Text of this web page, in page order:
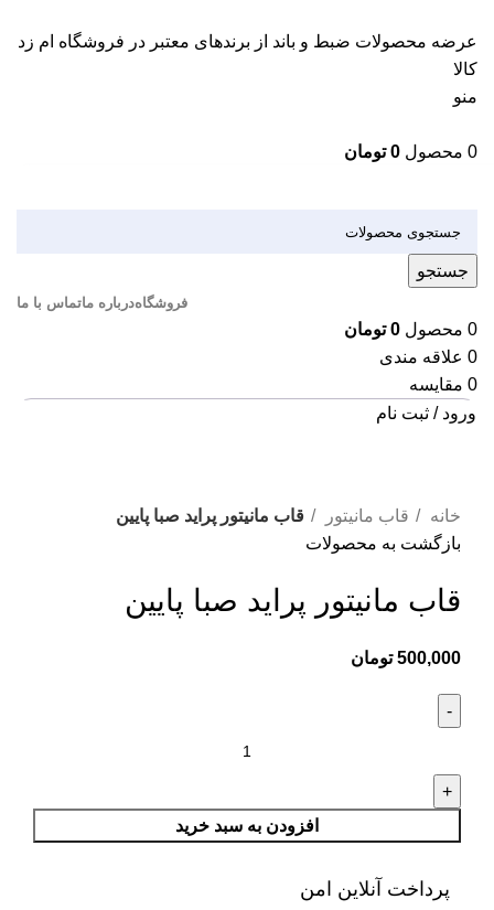
عرضه محصولات ضبط و باند از برندهای معتبر در فروشگاه ام زد
کالا
منو
0 محصول 0 تومان
جستجو
فروشگاهدرباره ماتماس با ما
0 محصول 0 تومان
0 علاقه مندی
0 مقایسه
ورود / ثبت نام
خانه
قاب مانیتور
قاب مانیتور پراید صبا پایین
بازگشت به محصولات
قاب مانیتور پراید صبا پایین
500,000 تومان
افزودن به سبد خرید
پرداخت آنلاین امن